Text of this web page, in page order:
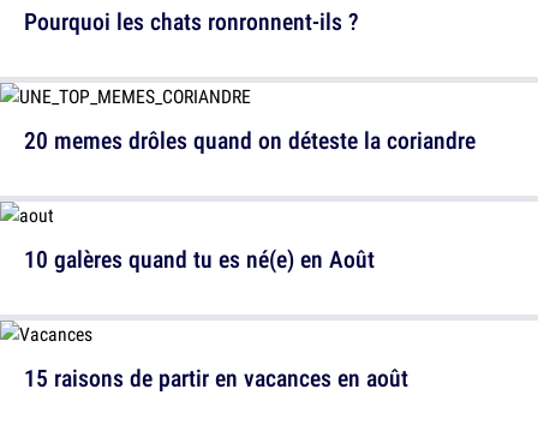
20 memes drôles quand on déteste la coriandre
15 raisons de partir en vacances en août
Pourquoi les chats ronronnent-ils ?
10 galères quand tu es né(e) en Août